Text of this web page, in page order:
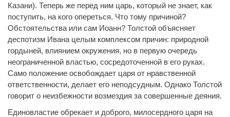
Казани). Теперь же перед ним царь, который не знает, как
поступить, на кого опереться. Что тому причиной?
Обстоятельства или сам Иоанн? Толстой объясняет
деспотизм Ивана целым комплексом причин: природной
гордыней, влиянием окружения, но в первую очередь
неограниченной властью, сосредоточенной в его руках.
Само положение освобождает царя от нравственной
ответственности, делает его неподсудным. Однако Толстой
говорит о неизбежности возмездия за совершенные деяния.
Единовластие обрекает и доброго, милосердного царя на